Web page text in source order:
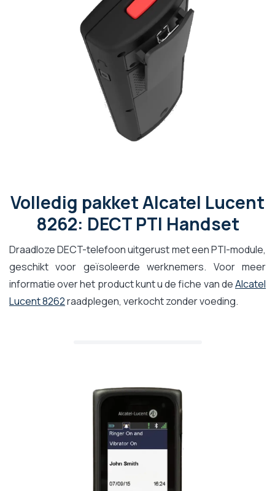
Volledig pakket Alcatel Lucent
8262: DECT PTI Handset
Draadloze DECT-telefoon uitgerust met een PTI-module,
geschikt voor geïsoleerde werknemers. Voor meer
informatie over het product kunt u de fiche van deAlcatel
Lucent 8262raadplegen, verkocht zonder voeding.